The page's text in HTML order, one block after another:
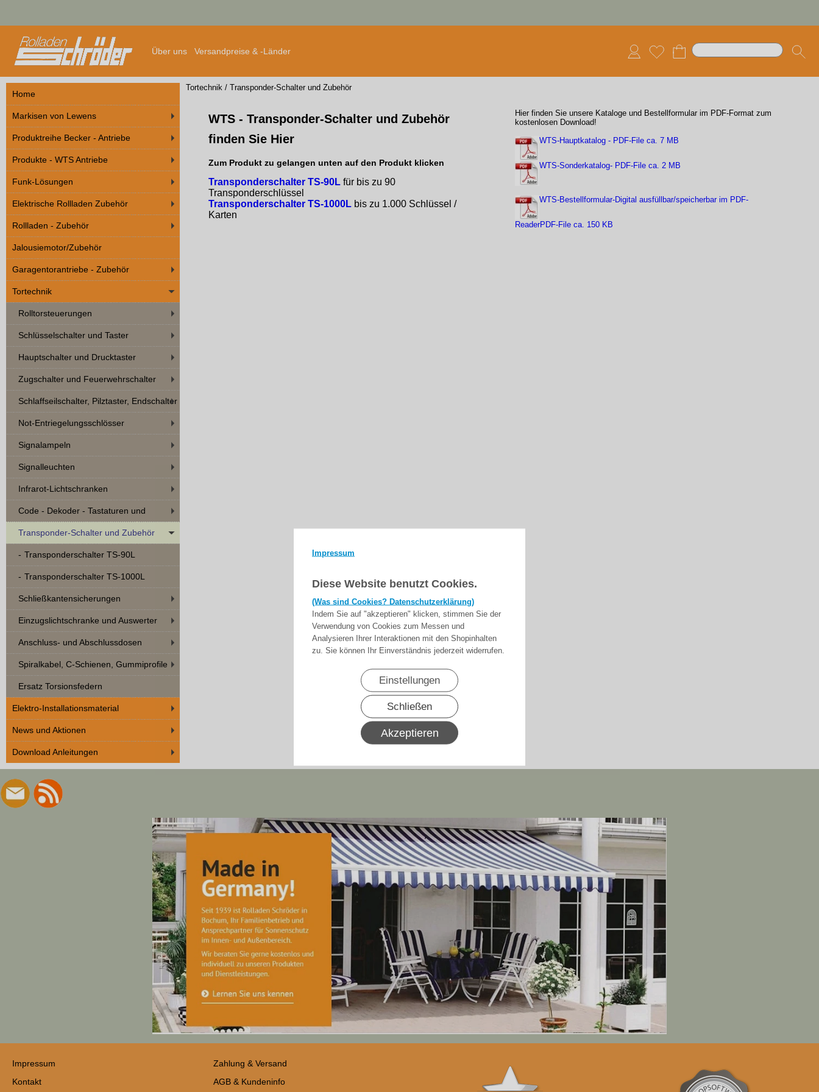
Impressum
Diese Website benutzt Cookies.
(Was sind Cookies? Datenschutzerklärung)
Indem Sie auf "akzeptieren" klicken, stimmen Sie der
Verwendung von Cookies zum Messen und
Analysieren Ihrer Interaktionen mit den Shopinhalten
zu. Sie können Ihr Einverständnis jederzeit widerrufen.
Einstellungen
Schließen
Akzeptieren
Über uns Versandpreise & -Länder
Home
Markisen von Lewens
Produktreihe Becker - Antriebe
Produkte - WTS Antriebe
Funk-Lösungen
Elektrische Rollladen Zubehör
Rollladen - Zubehör
Jalousiemotor/Zubehör
Garagentorantriebe - Zubehör
Tortechnik
Rolltorsteuerungen
Schlüsselschalter und Taster
Hauptschalter und Drucktaster
Zugschalter und Feuerwehrschalter
Schlaffseilschalter, Pilztaster, Endschalter
Not-Entriegelungsschlösser
Signalampeln
Signalleuchten
Infrarot-Lichtschranken
Code - Dekoder - Tastaturen und
Zubehör
Transponder-Schalter und Zubehör
Transponderschalter TS-90L
Transponderschalter TS-1000L
Schließkantensicherungen
Einzugslichtschranke und Auswerter
Anschluss- und Abschlussdosen
Spiralkabel, C-Schienen, Gummiprofile
Ersatz Torsionsfedern
Elektro-Installationsmaterial
News und Aktionen
Download Anleitungen
Tortechnik / Transponder-Schalter und Zubehör
WTS - Transponder-Schalter und Zubehör
finden Sie Hier
Zum Produkt zu gelangen unten auf den Produkt klicken
Transponderschalter TS-90L für bis zu 90
Transponderschlüssel
Transponderschalter TS-1000L bis zu 1.000 Schlüssel /
Karten
Hier finden Sie unsere Kataloge und Bestellformular im PDF-Format zum
kostenlosen Download!
WTS-Hauptkatalog - PDF-File ca. 7 MB
WTS-Sonderkatalog- PDF-File ca. 2 MB
WTS-Bestellformular-Digital ausfüllbar/speicherbar im PDF-
ReaderPDF-File ca. 150 KB
Impressum
Kontakt
Zahlung & Versand
AGB & Kundeninfo